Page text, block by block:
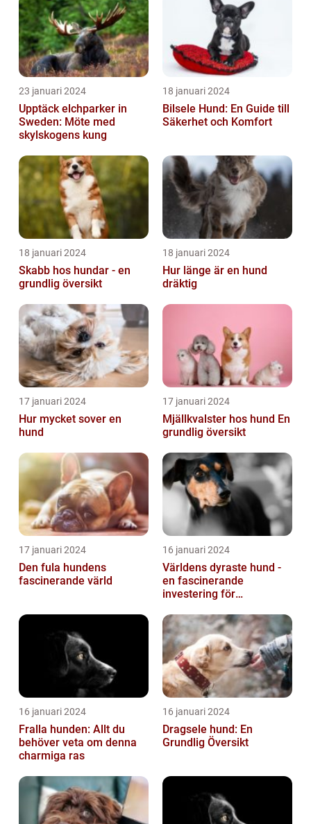
23 januari 2024
Upptäck elchparker in
Sweden: Möte med
skylskogens kung
18 januari 2024
Bilsele Hund: En Guide till
Säkerhet och Komfort
18 januari 2024
Skabb hos hundar - en
grundlig översikt
18 januari 2024
Hur länge är en hund
dräktig
17 januari 2024
Hur mycket sover en
hund
17 januari 2024
Mjällkvalster hos hund En
grundlig översikt
17 januari 2024
Den fula hundens
fascinerande värld
16 januari 2024
Världens dyraste hund -
en fascinerande
investering för
16 januari 2024
Fralla hunden: Allt du
behöver veta om denna
charmiga ras
16 januari 2024
Dragsele hund: En
Grundlig Översikt